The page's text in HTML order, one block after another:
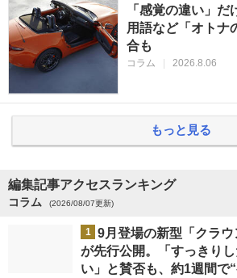
「感覚の違い」
用語など「オトナ
合も
コラム | 2026.8.06
もっと見る
編集記事アクセスランキング
コラム (2026/08/07更新)
1
9月登場の新型「クラウ
が先行公開。「すっきり
い」と賛否も、約1週間で